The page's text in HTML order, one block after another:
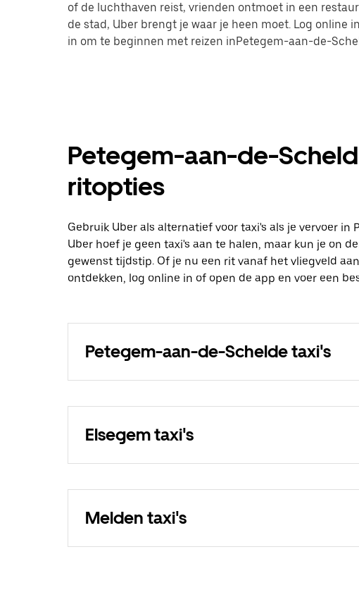
of de luchthaven reist, vrienden ontmoet in een
de stad, Uber brengt je waar je heen moet. Log online
in om te beginnen met reizen inPetegem-aan-de-
Petegem-aan-de-
ritopties
Gebruik Uber als alternatief voor taxi's als je vervoer
Uber hoef je geen taxi's aan te halen, maar kun je on
gewenst tijdstip. Of je nu een rit vanaf het vliegveld
ontdekken, log online in of open de app en voer een
Petegem-aan-de-Schelde taxi's
Elsegem taxi's
Melden taxi's